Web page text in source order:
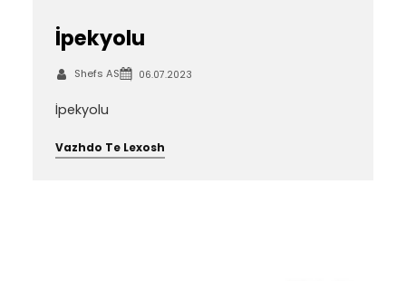
İpekyolu
Shefs AS 06.07.2023
İpekyolu
Vazhdo Te Lexosh